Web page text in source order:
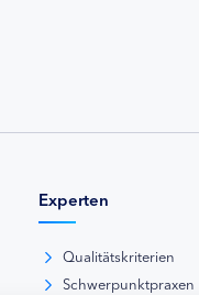
Experten
Qualitätskriterien
Schwerpunktpraxen